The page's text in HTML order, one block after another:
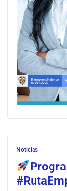
Noticias